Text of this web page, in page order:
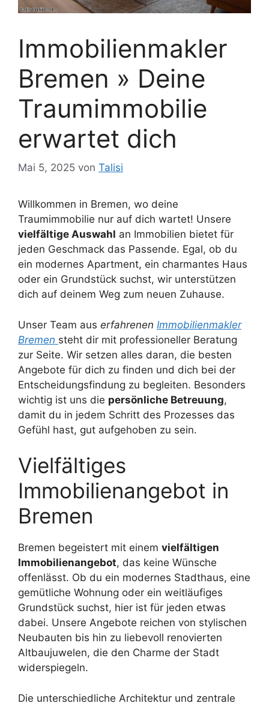
Immobilienmakler
Bremen » Deine
Traumimmobilie
erwartet dich
Mai 5, 2025 von Talisi
Willkommen in Bremen, wo deine
Traumimmobilie nur auf dich wartet! Unsere
vielfältige Auswahl an Immobilien bietet für
jeden Geschmack das Passende. Egal, ob du
ein modernes Apartment, ein charmantes Haus
oder ein Grundstück suchst, wir unterstützen
dich auf deinem Weg zum neuen Zuhause.
Unser Team aus erfahrenen Immobilienmakler
Bremen steht dir mit professioneller Beratung
zur Seite. Wir setzen alles daran, die besten
Angebote für dich zu finden und dich bei der
Entscheidungsfindung zu begleiten. Besonders
wichtig ist uns die persönliche Betreuung,
damit du in jedem Schritt des Prozesses das
Gefühl hast, gut aufgehoben zu sein.
Vielfältiges
Immobilienangebot in
Bremen
Bremen begeistert mit einem vielfältigen
Immobilienangebot, das keine Wünsche
offenlässt. Ob du ein modernes Stadthaus, eine
gemütliche Wohnung oder ein weitläufiges
Grundstück suchst, hier ist für jeden etwas
dabei. Unsere Angebote reichen von stylischen
Neubauten bis hin zu liebevoll renovierten
Altbaujuwelen, die den Charme der Stadt
widerspiegeln.
Die unterschiedliche Architektur und zentrale